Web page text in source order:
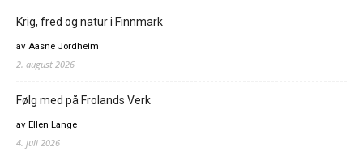
Krig, fred og natur i Finnmark
av Aasne Jordheim
2. august 2026
Følg med på Frolands Verk
av Ellen Lange
4. juli 2026